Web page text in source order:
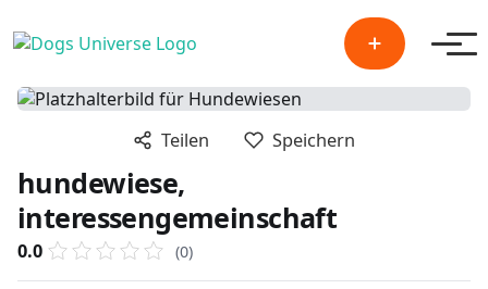
Teilen Speichern
hundewiese,
interessengemeinschaft
0.0 (0)